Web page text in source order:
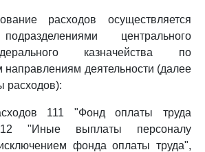
расходов осуществляется
центрального
казначейства по
направлениям деятельности (далее
расходов):
111 "Фонд оплаты труда
"Иные выплаты персоналу
фонда оплаты труда",